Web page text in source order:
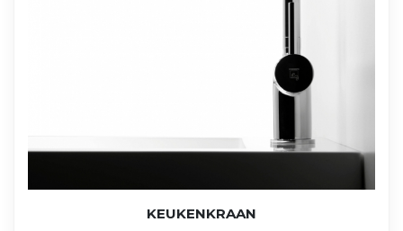
KEUKENKRAAN